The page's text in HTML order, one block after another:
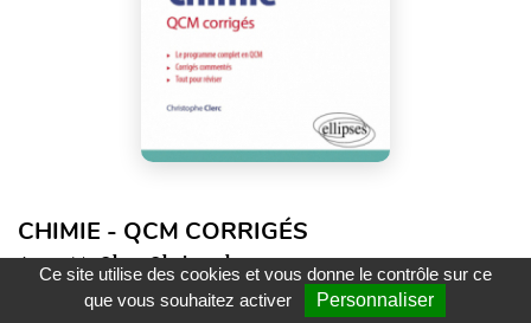
CHIMIE - QCM CORRIGÉS
Auteur(s) :Clerc Christophe
PASS – Licence santé
Ce site utilise des cookies et vous donne le contrôle sur ce
que vous souhaitez activer
Personnaliser